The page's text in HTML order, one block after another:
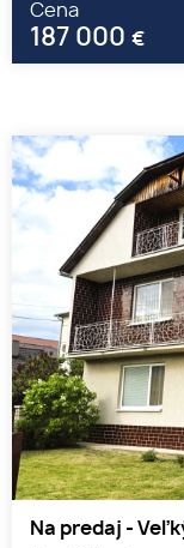
Cena
187 000 €
Na predaj -